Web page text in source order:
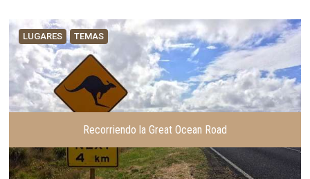
LUGARES TEMAS
Recorriendo la Great Ocean Road